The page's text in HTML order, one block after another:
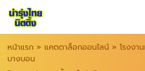
หน้าแรก » แคตตาล็อกออนไลน์ » โรงงา
บางบอน